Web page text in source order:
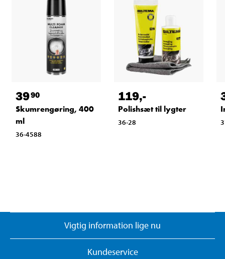
3990
Skumrengøring, 400
ml
36-4588
119,-
Polishsæt til lygter
36-28
Vigtig information lige nu
Kundeservice